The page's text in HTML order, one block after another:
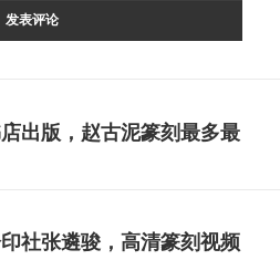
出版，赵古泥篆刻最多最
社张遴骏，高清篆刻视频